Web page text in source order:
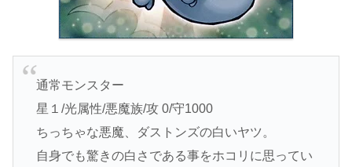
通常モンスター
星１/光属性/悪魔族/攻 0/守1000
ちっちゃな悪魔、ダストンズの白いヤツ。
自身でも驚きの白さである事をホコリに思ってい